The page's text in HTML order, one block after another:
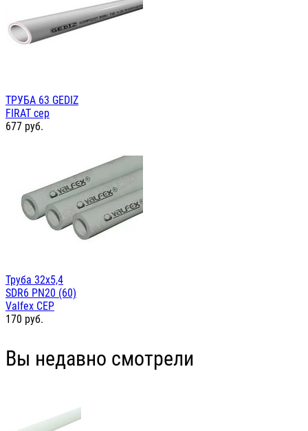
ТРУБА 63 GEDIZ
FIRAT сер
677 руб.
Труба 32х5,4
SDR6 PN20 (60)
Valfex СЕР
170 руб.
Вы недавно смотрели